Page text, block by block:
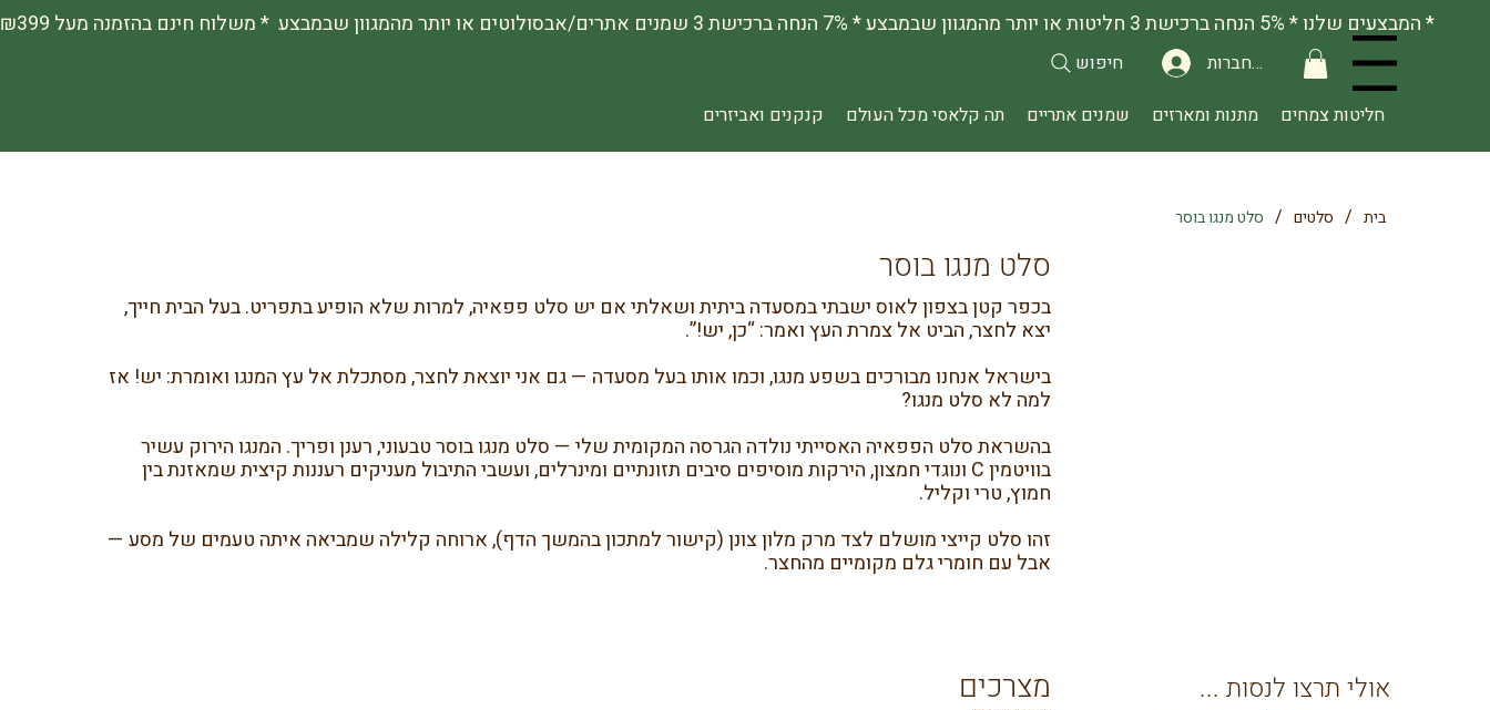
Menu להתחברות
חיפוש
חליטות צמחים
מתנות ומארזים שמנים אתריים תה קלאסי מכל העולם קנקנים ואביזרים
בית / סלטים / סלט מנגו בוסר
סלט מנגו בוסר
בכפר קטן בצפון לאוס ישבתי במסעדה ביתית ושאלתי אם יש סלט פפאיה, למרות שלא הופיע בתפריט. בעל הבית חייך,
יצא לחצר, הביט אל צמרת העץ ואמר: “כן, יש!”.
בישראל אנחנו מבורכים בשפע מנגו, וכמו אותו בעל מסעדה — גם אני יוצאת לחצר, מסתכלת אל עץ המנגו ואומרת: יש! אז
למה לא סלט מנגו?
בהשראת סלט הפפאיה האסייתי נולדה הגרסה המקומית שלי — סלט מנגו בוסר טבעוני, רענן ופריך. המנגו הירוק עשיר
בוויטמין C ונוגדי חמצון, הירקות מוסיפים סיבים תזונתיים ומינרלים, ועשבי התיבול מעניקים רעננות קיצית שמאזנת בין
חמוץ, טרי וקליל.
זהו סלט קייצי מושלם לצד מרק מלון צונן (קישור למתכון בהמשך הדף), ארוחה קלילה שמביאה איתה טעמים של מסע —
אבל עם חומרי גלם מקומיים מהחצר.
אולי תרצו לנסות ... מצרכים